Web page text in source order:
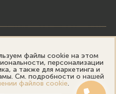
файлы cookie на этом
персонализации
а также для маркетинга и
См. подробности о нашей
файлов cookie.